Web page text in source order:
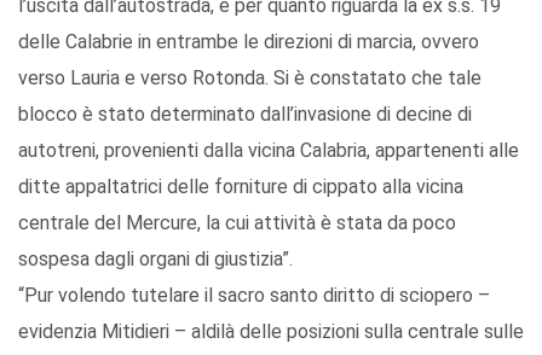
l’uscita dall’autostrada, e per quanto riguarda la ex s.s. 19
delle Calabrie in entrambe le direzioni di marcia, ovvero
verso Lauria e verso Rotonda. Si è constatato che tale
blocco è stato determinato dall’invasione di decine di
autotreni, provenienti dalla vicina Calabria, appartenenti alle
ditte appaltatrici delle forniture di cippato alla vicina
centrale del Mercure, la cui attività è stata da poco
sospesa dagli organi di giustizia”.
“Pur volendo tutelare il sacro santo diritto di sciopero –
evidenzia Mitidieri – aldilà delle posizioni sulla centrale sulle